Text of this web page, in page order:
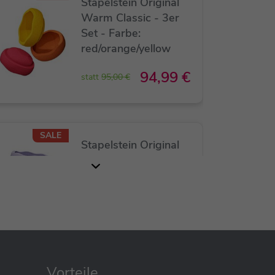
Warm Classic - 3er
Set - Farbe:
red/orange/yellow
statt 95,00 € 94,99 €
SALE
Stapelstein Original